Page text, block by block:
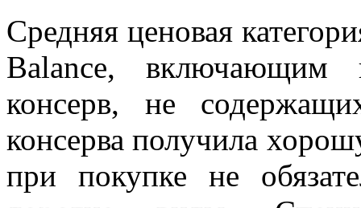
Средняя ценовая
Balance, включающим
консерв, не
консерва получила
при покупке не